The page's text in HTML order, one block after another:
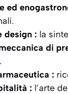
ed
design : la
di
:
: l’arte